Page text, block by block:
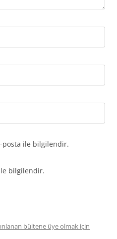
posta ile bilgilendir.
bilgilendir.
bültene üye olmak için